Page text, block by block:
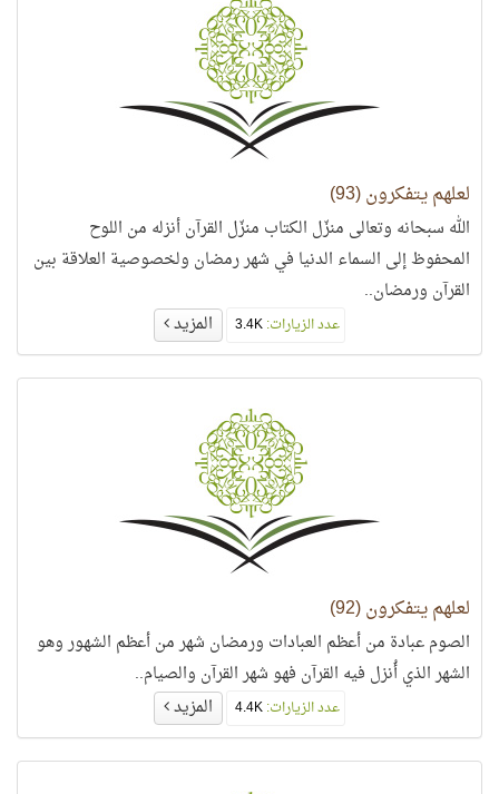
لعلهم يتفكرون (93)
الله سبحانه وتعالى منزّل الكتاب منزّل القرآن أنزله من اللوح
المحفوظ إلى السماء الدنيا في شهر رمضان ولخصوصية العلاقة بين
القرآن ورمضان..
عدد الزيارات: المزيد
لعلهم يتفكرون (92)
الصوم عبادة من أعظم العبادات ورمضان شهر من أعظم الشهور وهو
الشهر الذي أُنزل فيه القرآن فهو شهر القرآن والصيام..
عدد الزيارات: المزيد